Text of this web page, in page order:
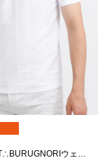
HIGH STREET∴BURUGNORIウェーブタックCNハンソデTCS